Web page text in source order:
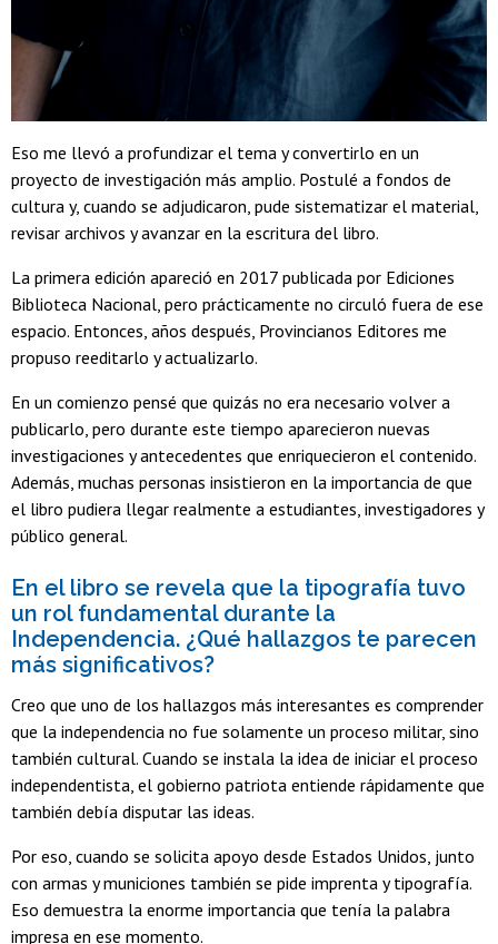
Eso me llevó a profundizar el tema y convertirlo en un
proyecto de investigación más amplio. Postulé a fondos de
cultura y, cuando se adjudicaron, pude sistematizar el material,
revisar archivos y avanzar en la escritura del libro.
La primera edición apareció en 2017 publicada por Ediciones
Biblioteca Nacional, pero prácticamente no circuló fuera de ese
espacio. Entonces, años después, Provincianos Editores me
propuso reeditarlo y actualizarlo.
En un comienzo pensé que quizás no era necesario volver a
publicarlo, pero durante este tiempo aparecieron nuevas
investigaciones y antecedentes que enriquecieron el contenido.
Además, muchas personas insistieron en la importancia de que
el libro pudiera llegar realmente a estudiantes, investigadores y
público general.
En el libro se revela que la tipografía tuvo
un rol fundamental durante la
Independencia. ¿Qué hallazgos te parecen
más significativos?
Creo que uno de los hallazgos más interesantes es comprender
que la independencia no fue solamente un proceso militar, sino
también cultural. Cuando se instala la idea de iniciar el proceso
independentista, el gobierno patriota entiende rápidamente que
también debía disputar las ideas.
Por eso, cuando se solicita apoyo desde Estados Unidos, junto
con armas y municiones también se pide imprenta y tipografía.
Eso demuestra la enorme importancia que tenía la palabra
impresa en ese momento.